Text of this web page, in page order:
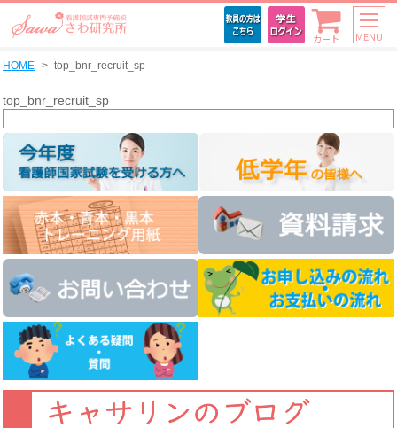
カート MENU
HOME top_bnr_recruit_sp
top_bnr_recruit_sp